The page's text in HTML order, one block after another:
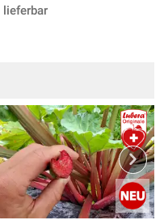
lieferbar